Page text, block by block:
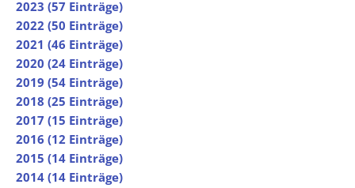
2023 (57 Einträge)
2022 (50 Einträge)
2021 (46 Einträge)
2020 (24 Einträge)
2019 (54 Einträge)
2018 (25 Einträge)
2017 (15 Einträge)
2016 (12 Einträge)
2015 (14 Einträge)
2014 (14 Einträge)